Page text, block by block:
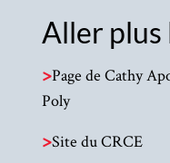
Aller plus
>Page de Cathy
Poly
>Site du CRCE